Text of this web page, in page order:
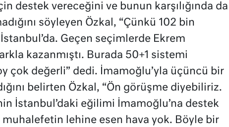
destek vereceğini ve bunun karşılığında da
söyleyen Özkal, “Çünkü 102 bin
Geçen seçimlerde Ekrem
kazanmıştı. Burada 50+1 sistemi
çok değerli” dedi. İmamoğlu’yla üçüncü bir
belirten Özkal, “Ön görüşme diyebiliriz.
İstanbul’daki eğilimi İmamoğlu’na destek
muhalefetin lehine esen hava yok. Böyle bir